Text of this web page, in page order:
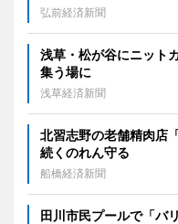
弘前経済新聞
浅草・松が谷にニッ
集う場に
浅草経済新聞
北習志野の老舗精肉店
続くのれん守る
船橋経済新聞
田川市民プールで「バ